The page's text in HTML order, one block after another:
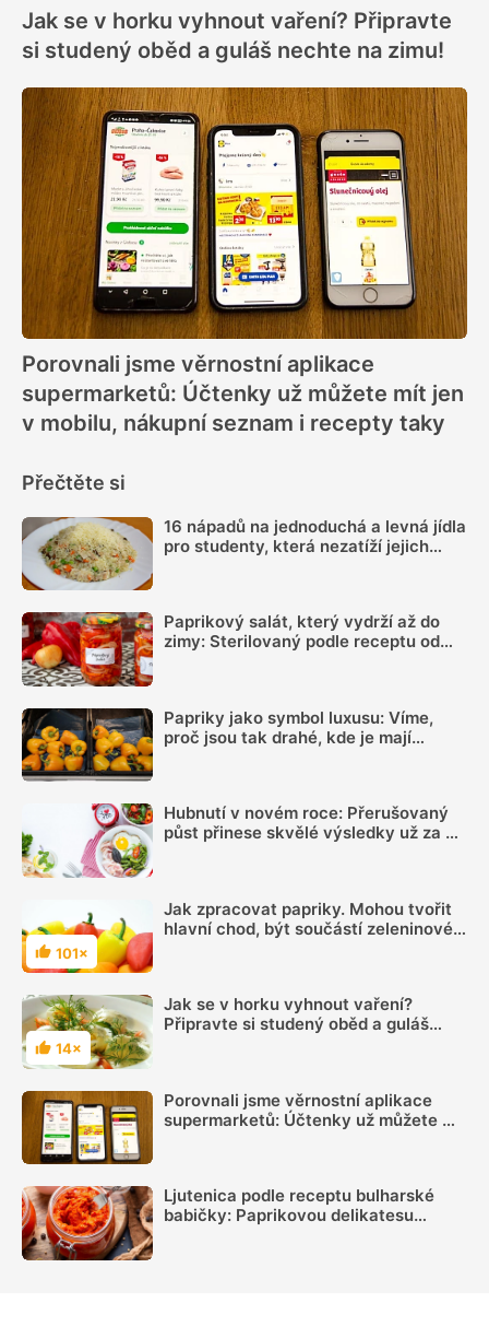
Jak se v horku vyhnout vaření? Připravte
si studený oběd a guláš nechte na zimu!
Porovnali jsme věrnostní aplikace
supermarketů: Účtenky už můžete mít jen
v mobilu, nákupní seznam i recepty taky
Přečtěte si
16 nápadů na jednoduchá a levná jídla
pro studenty, která nezatíží jejich
Paprikový salát, který vydrží až do
zimy: Sterilovaný podle receptu od
Papriky jako symbol luxusu: Víme,
proč jsou tak drahé, kde je mají
Hubnutí v novém roce: Přerušovaný
půst přinese skvělé výsledky už za 3
Hodnocení
101×
Jak zpracovat papriky. Mohou tvořit
hlavní chod, být součástí zeleninové
Hodnocení
14×
Jak se v horku vyhnout vaření?
Připravte si studený oběd a guláš
Porovnali jsme věrnostní aplikace
supermarketů: Účtenky už můžete mít
Ljutenica podle receptu bulharské
babičky: Paprikovou delikatesu